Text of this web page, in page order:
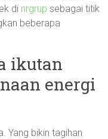
di nrgrup sebagai titik
beberapa
ikutan
energi
Yang bikin tagihan